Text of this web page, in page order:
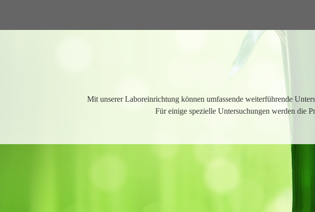
Mit unserer Laboreinrichtung können umfassende weiterführende
Für einige spezielle Untersuchungen werden die